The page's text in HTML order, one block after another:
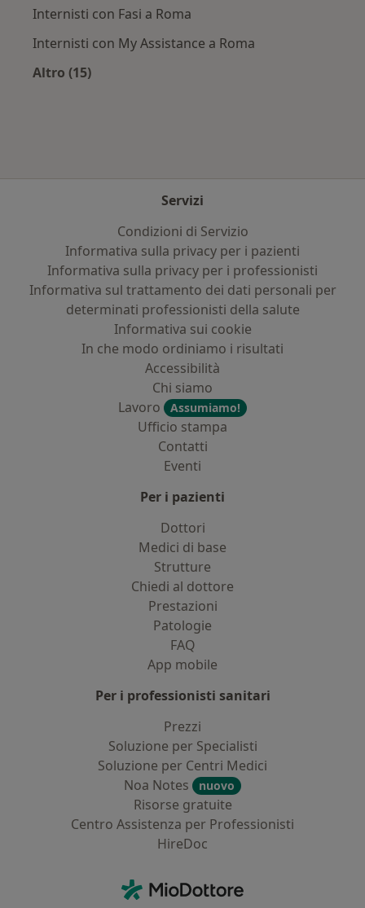
Internisti con Fasi a Roma
Internisti con My Assistance a Roma
Altro (15)
Servizi
Condizioni di Servizio
Informativa sulla privacy per i pazienti
Informativa sulla privacy per i professionisti
Informativa sul trattamento dei dati personali per
determinati professionisti della salute
Informativa sui cookie
In che modo ordiniamo i risultati
Accessibilità
Chi siamo
Lavoro
Assumiamo!
Ufficio stampa
Contatti
Eventi
Per i pazienti
Dottori
Medici di base
Strutture
Chiedi al dottore
Prestazioni
Patologie
FAQ
App mobile
Per i professionisti sanitari
Prezzi
Soluzione per Specialisti
Soluzione per Centri Medici
Noa Notes
nuovo
Risorse gratuite
Centro Assistenza per Professionisti
HireDoc
MioDottore - Homepage